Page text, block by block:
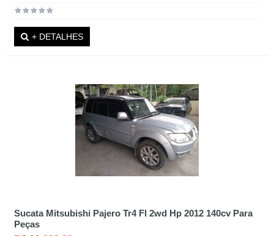
+ DETALHES
Sucata Mitsubishi Pajero Tr4 Fl 2wd Hp 2012 140cv Para
Peças